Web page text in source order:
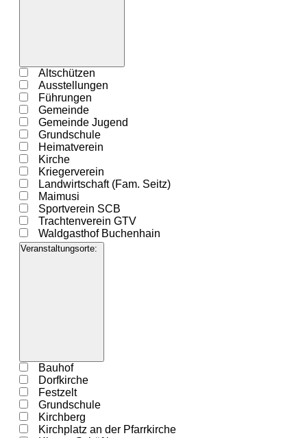
Filter
schließen
Veranstaltung
Kategorie
Altschützen
Ausstellungen
Führungen
Gemeinde
Gemeinde Jugend
Grundschule
Heimatverein
Kirche
Kriegerverein
Landwirtschaft (Fam. Seitz)
Maimusi
Sportverein SCB
Trachtenverein GTV
Waldgasthof Buchenhain
Veranstaltungsorte:
Filter
schließen
Veranstaltungsorte
Bauhof
Dorfkirche
Festzelt
Grundschule
Kirchberg
Kirchplatz an der Pfarrkirche